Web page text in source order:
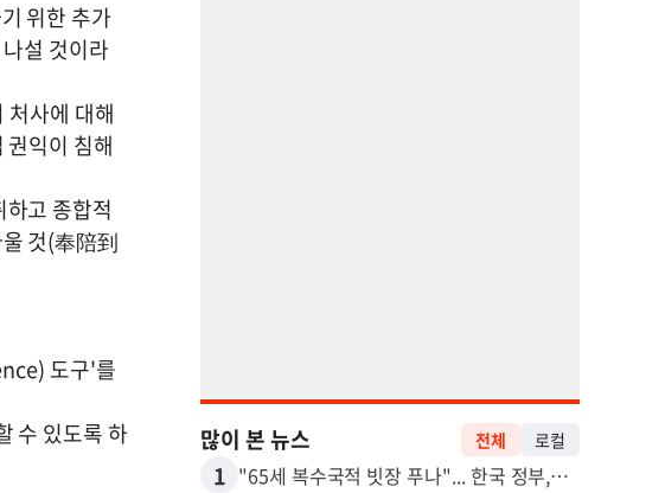
위한 추가
설 것이라
사에 대해
익이 침해
고 종합적
것(奉陪到
도구'를
수 있도록 하
많이 본 뉴스 전체 로컬
1 "65세 복수국적 빗장 푸나"... 한국 정부, 연령 완화 전면 추진